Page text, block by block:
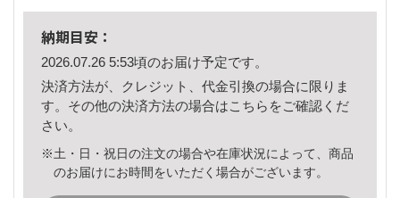
納期目安：
2026.07.26 5:53頃のお届け予定です。
決済方法が、クレジット、代金引換の場合に限りま
す。その他の決済方法の場合はこちら をご確認くだ
さい。
※土・日・祝日の注文の場合や在庫状況によって、商品
のお届けにお時間をいただく場合がございます。